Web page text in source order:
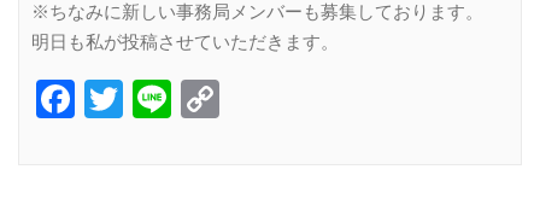
※ちなみに新しい事務局メンバーも募集しております。
明日も私が投稿させていただきます。
Facebook
Twitter
Line